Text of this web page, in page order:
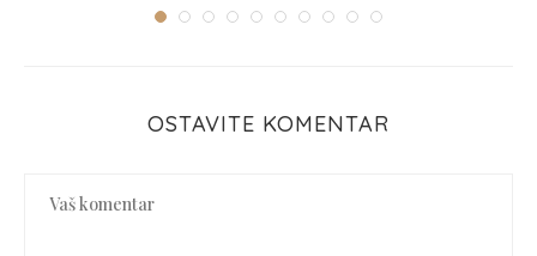
OSTAVITE KOMENTAR